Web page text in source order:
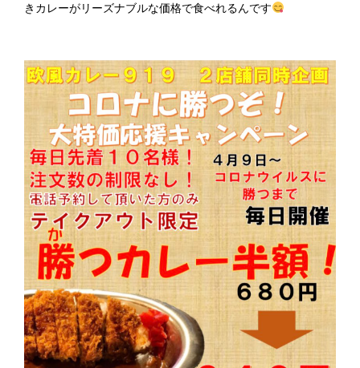
きカレーがリーズナブルな価格で食べれるんです